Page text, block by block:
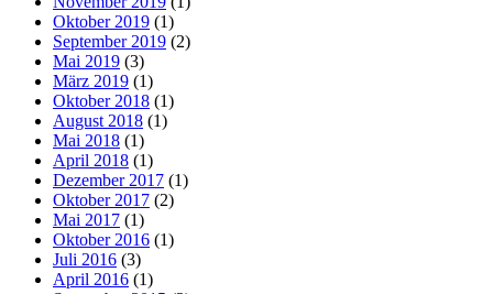
Oktober 2019 (1)
September 2019 (2)
Mai 2019 (3)
März 2019 (1)
Oktober 2018 (1)
August 2018 (1)
Mai 2018 (1)
April 2018 (1)
Dezember 2017 (1)
Oktober 2017 (2)
Mai 2017 (1)
Oktober 2016 (1)
Juli 2016 (3)
April 2016 (1)